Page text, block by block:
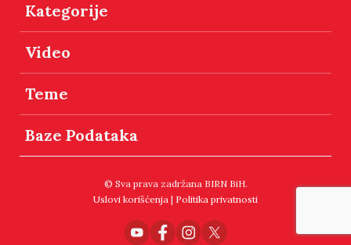
Kategorije
Video
Teme
Baze Podataka
© Sva prava zadržana BIRN BiH.
Uslovi korišćenja | Politika privatnosti